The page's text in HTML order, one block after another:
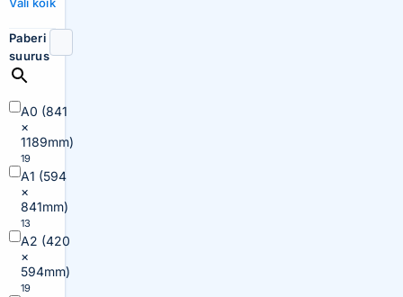
Paberi
suurus
A0 (841
×
1189mm)
19
A1 (594
×
841mm)
13
A2 (420
×
594mm)
19